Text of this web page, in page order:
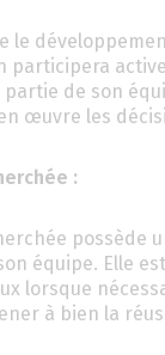
le
participera
de son
œuvre les
:
possède
équipe. Elle
lorsque
à bien la